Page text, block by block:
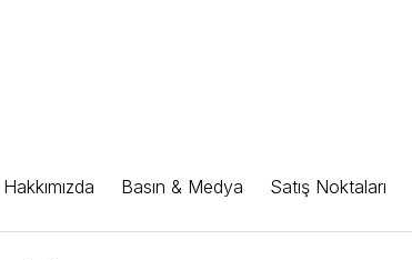
Hakkımızda Basın & Medya Satış Noktaları